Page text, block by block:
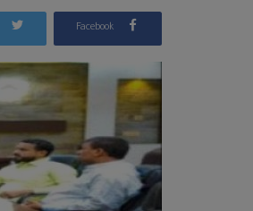
Facebook